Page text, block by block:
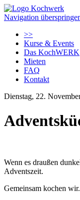
Navigation
>>
Kurse & Events
Das KochWERK
Mieten
FAQ
Kontakt
Dienstag, 22.
Wenn es draußen
Adventszeit.
Gemeinsam kochen